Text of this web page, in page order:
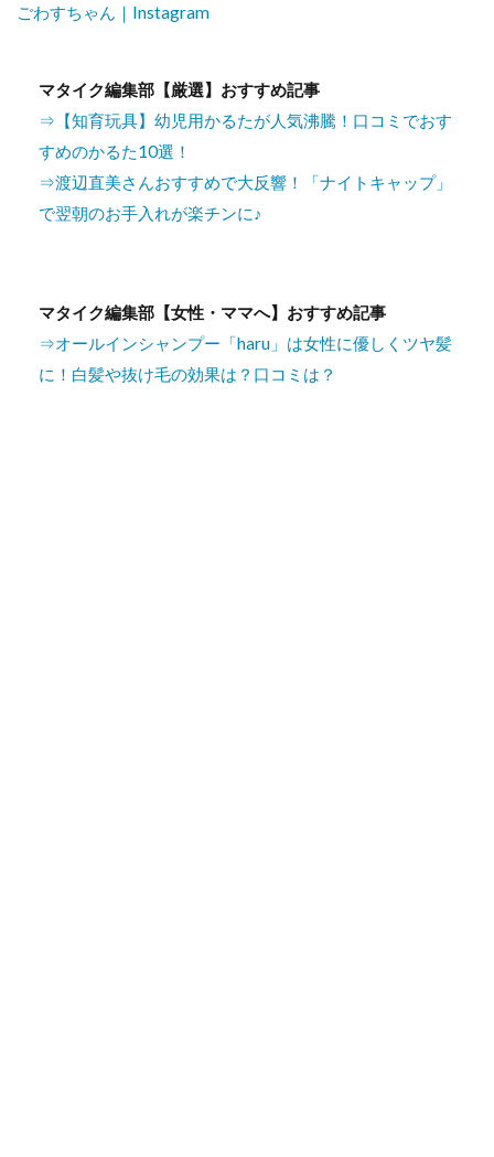
ごわすちゃん｜Instagram
マタイク編集部【厳選】おすすめ記事
⇒【知育玩具】幼児用かるたが人気沸騰！口コミでおす
すめのかるた10選！
⇒渡辺直美さんおすすめで大反響！「ナイトキャップ」
で翌朝のお手入れが楽チンに♪
マタイク編集部【女性・ママへ】おすすめ記事
⇒オールインシャンプー「haru」は女性に優しくツヤ髪
に！白髪や抜け毛の効果は？口コミは？